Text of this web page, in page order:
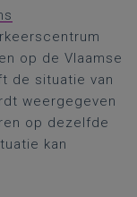
op de Vlaamse
de situatie van
weergegeven
op dezelfde
kan